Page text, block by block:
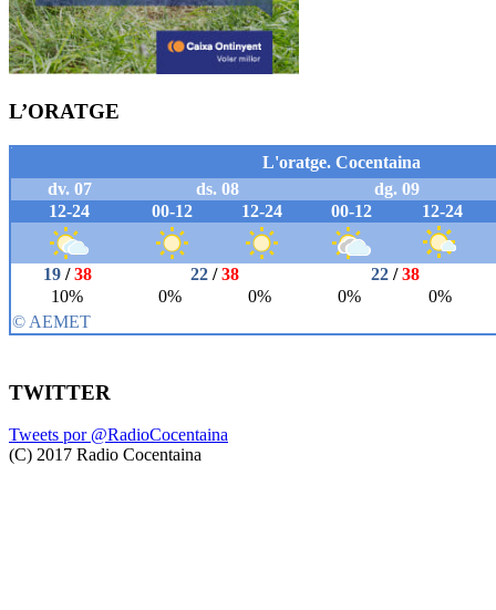
L’ORATGE
TWITTER
Tweets por @RadioCocentaina
(C) 2017 Radio Cocentaina